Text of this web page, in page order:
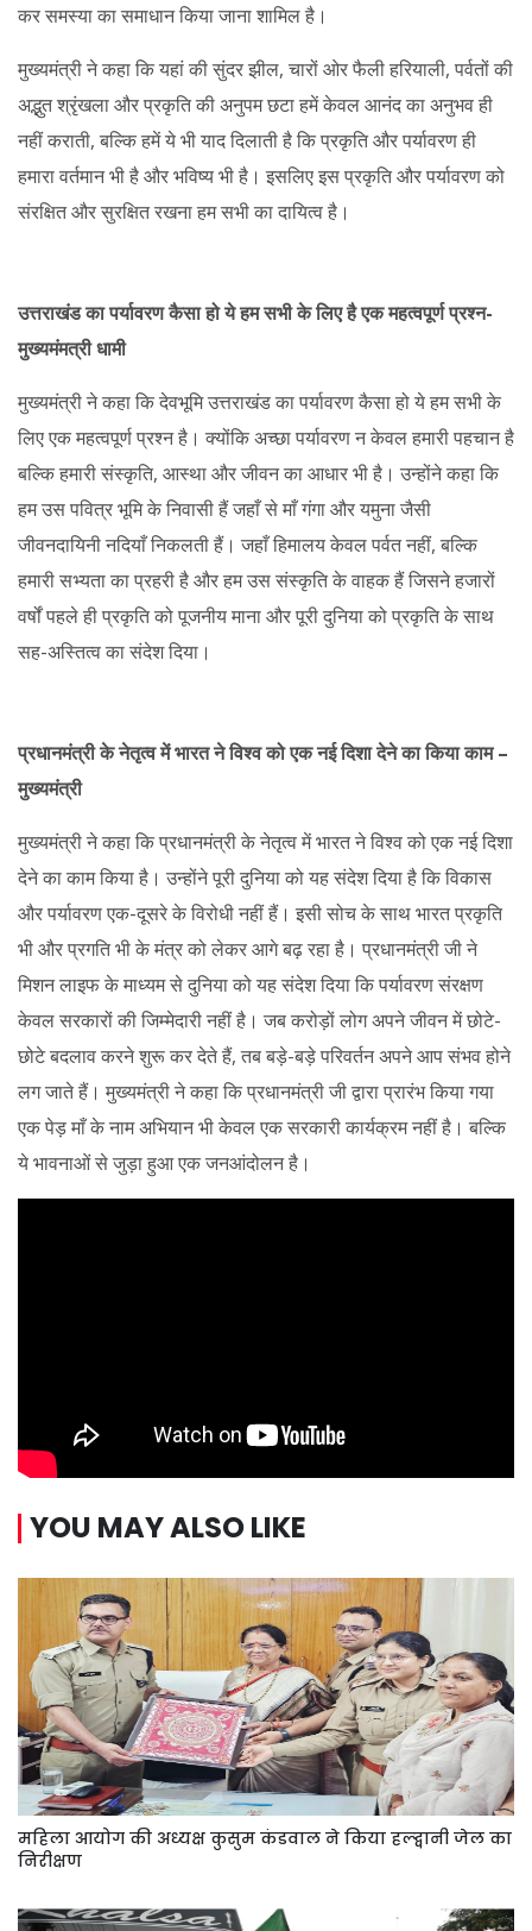
कर समस्या का समाधान किया जाना शामिल है।
मुख्यमंत्री ने कहा कि यहां की सुंदर झील, चारों ओर फैली हरियाली, पर्वतों की
अद्भुत श्रृंखला और प्रकृति की अनुपम छटा हमें केवल आनंद का अनुभव ही
नहीं कराती, बल्कि हमें ये भी याद दिलाती है कि प्रकृति और पर्यावरण ही
हमारा वर्तमान भी है और भविष्य भी है। इसलिए इस प्रकृति और पर्यावरण को
संरक्षित और सुरक्षित रखना हम सभी का दायित्व है।
उत्तराखंड का पर्यावरण कैसा हो ये हम सभी के लिए है एक महत्वपूर्ण प्रश्न-
मुख्यमंमत्री धामी
मुख्यमंत्री ने कहा कि देवभूमि उत्तराखंड का पर्यावरण कैसा हो ये हम सभी के
लिए एक महत्वपूर्ण प्रश्न है। क्योंकि अच्छा पर्यावरण न केवल हमारी पहचान है
बल्कि हमारी संस्कृति, आस्था और जीवन का आधार भी है। उन्होंने कहा कि
हम उस पवित्र भूमि के निवासी हैं जहाँ से माँ गंगा और यमुना जैसी
जीवनदायिनी नदियाँ निकलती हैं। जहाँ हिमालय केवल पर्वत नहीं, बल्कि
हमारी सभ्यता का प्रहरी है और हम उस संस्कृति के वाहक हैं जिसने हजारों
वर्षों पहले ही प्रकृति को पूजनीय माना और पूरी दुनिया को प्रकृति के साथ
सह-अस्तित्व का संदेश दिया।
प्रधानमंत्री के नेतृत्व में भारत ने विश्व को एक नई दिशा देने का किया काम –
मुख्यमंत्री
मुख्यमंत्री ने कहा कि प्रधानमंत्री के नेतृत्व में भारत ने विश्व को एक नई दिशा
देने का काम किया है। उन्होंने पूरी दुनिया को यह संदेश दिया है कि विकास
और पर्यावरण एक-दूसरे के विरोधी नहीं हैं। इसी सोच के साथ भारत प्रकृति
भी और प्रगति भी के मंत्र को लेकर आगे बढ़ रहा है। प्रधानमंत्री जी ने
मिशन लाइफ के माध्यम से दुनिया को यह संदेश दिया कि पर्यावरण संरक्षण
केवल सरकारों की जिम्मेदारी नहीं है। जब करोड़ों लोग अपने जीवन में छोटे-
छोटे बदलाव करने शुरू कर देते हैं, तब बड़े-बड़े परिवर्तन अपने आप संभव होने
लग जाते हैं। मुख्यमंत्री ने कहा कि प्रधानमंत्री जी द्वारा प्रारंभ किया गया
एक पेड़ माँ के नाम अभियान भी केवल एक सरकारी कार्यक्रम नहीं है। बल्कि
ये भावनाओं से जुड़ा हुआ एक जनआंदोलन है।
YOU MAY ALSO LIKE
महिला आयोग की अध्यक्ष कुसुम कंडवाल ने किया हल्द्वानी जेल का
निरीक्षण